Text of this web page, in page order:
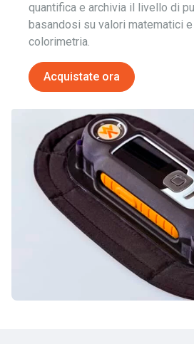
quantifica e archivia il livello di
basandosi su valori matematici
colorimetria.
Acquistate ora